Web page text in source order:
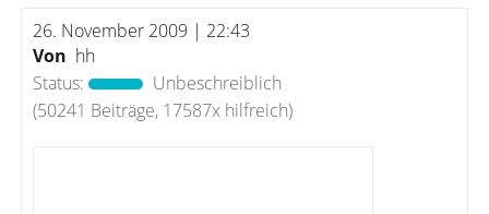
26. November 2009 | 22:43
Von hh
Status:
Unbeschreiblich
(50241 Beiträge, 17587x hilfreich)